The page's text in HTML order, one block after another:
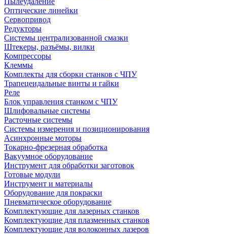
Оптические линейки
Сервопривод
Редукторы
Системы централизованной смазки
Штекеры, разъёмы, вилки
Компрессоры
Клеммы
Комплекты для сборки станков с ЧПУ
Трапецеидальные винты и гайки
Реле
Блок управления станком с ЧПУ
Шлифовальные системы
Расточные системы
Системы измерения и позиционирования
Асинхронные моторы
Токарно-фрезерная обработка
Вакуумное оборудование
Инструмент для обработки заготовок
Готовые модули
Инструмент и материалы
Оборудование для покраски
Пневматическое оборудование
Комплектующие для лазерных станков
Комплектующие для плазменных станков
Комплектующие для волоконных лазеров